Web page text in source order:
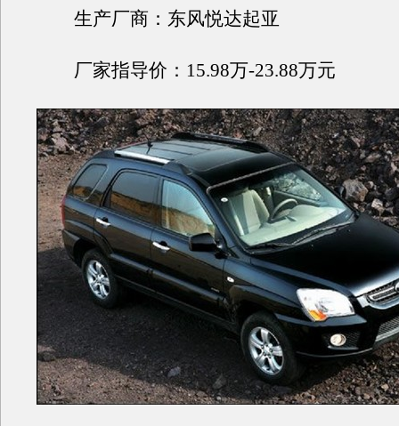
生产厂商：东风悦达起亚
厂家指导价：15.98万-23.88万元